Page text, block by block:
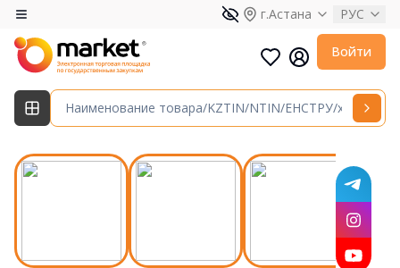
г.Астана РУС
Войти